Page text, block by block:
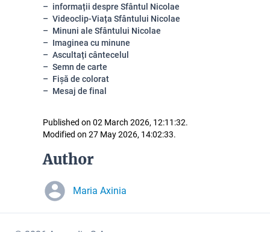
informații despre Sfântul Nicolae
Videoclip-Viața Sfântului Nicolae
Minuni ale Sfântului Nicolae
Imaginea cu minune
Ascultați cântecelul
Semn de carte
Fișă de colorat
Mesaj de final
Published on 02 March 2026, 12:11:32.
Modified on 27 May 2026, 14:02:33.
Author
Maria Axinia